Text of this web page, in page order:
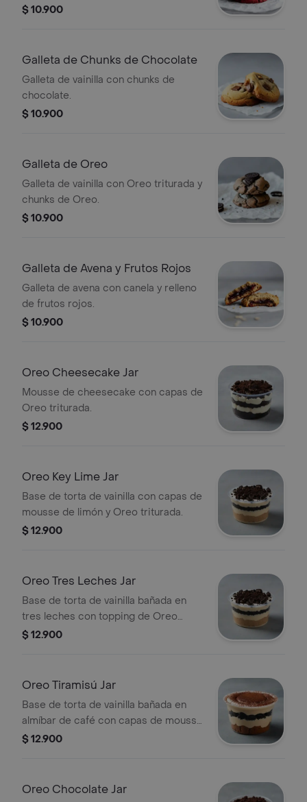
Cheesecake.
$ 10.900
Galleta de Chunks de Chocolate
Galleta de vainilla con chunks de
chocolate.
$ 10.900
Galleta de Oreo
Galleta de vainilla con Oreo triturada y
chunks de Oreo.
$ 10.900
Galleta de Avena y Frutos Rojos
Galleta de avena con canela y relleno
de frutos rojos.
$ 10.900
Oreo Cheesecake Jar
Mousse de cheesecake con capas de
Oreo triturada.
$ 12.900
Oreo Key Lime Jar
Base de torta de vainilla con capas de
mousse de limón y Oreo triturada.
$ 12.900
Oreo Tres Leches Jar
Base de torta de vainilla bañada en
tres leches con topping de Oreo
triturada.
$ 12.900
Oreo Tiramisú Jar
Base de torta de vainilla bañada en
almíbar de café con capas de mousse
de tiramisú y Oreo.
$ 12.900
Oreo Chocolate Jar